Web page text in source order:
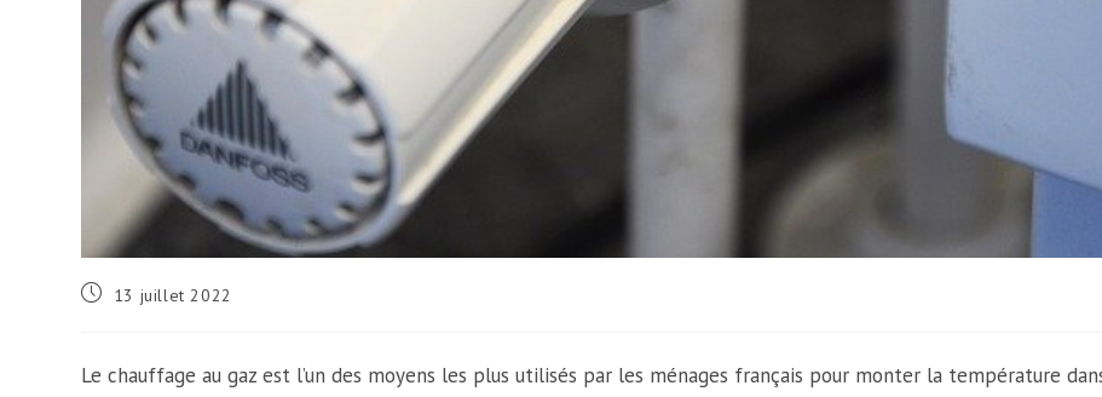
Publication
13 juillet 2022
Le chauffage au gaz est l’un des moyens les plus utilisés par les ménages français pour monter la température